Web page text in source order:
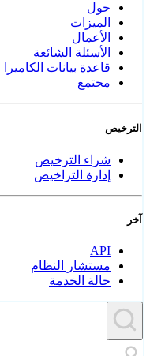
حول
الميزات
الأعمال
الأسئلة الشائعة
قاعدة بيانات الكاميرا
مجتمع
الترخيص
شراء الترخيص
إدارة التراخيص
آخر
API
مستشار النظام
حالة الخدمة